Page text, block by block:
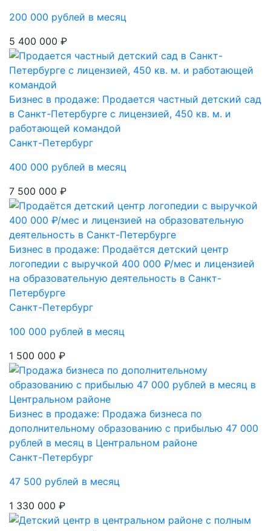
200 000 рублей в месяц
5 400 000 ₽
Бизнес в продаже: Продается частный детский сад
в Санкт-Петербурге с лицензией, 450 кв. м. и
работающей командой
Санкт-Петербург
400 000 рублей в месяц
7 500 000 ₽
Бизнес в продаже: Продаётся детский центр
логопедии с выручкой 400 000 ₽/мес и лицензией
на образовательную деятельность в Санкт-
Петербурге
Санкт-Петербург
100 000 рублей в месяц
1 500 000 ₽
Бизнес в продаже: Продажа бизнеса по
дополнительному образованию с прибылью 47 000
рублей в месяц в Центральном районе
Санкт-Петербург
47 500 рублей в месяц
1 330 000 ₽